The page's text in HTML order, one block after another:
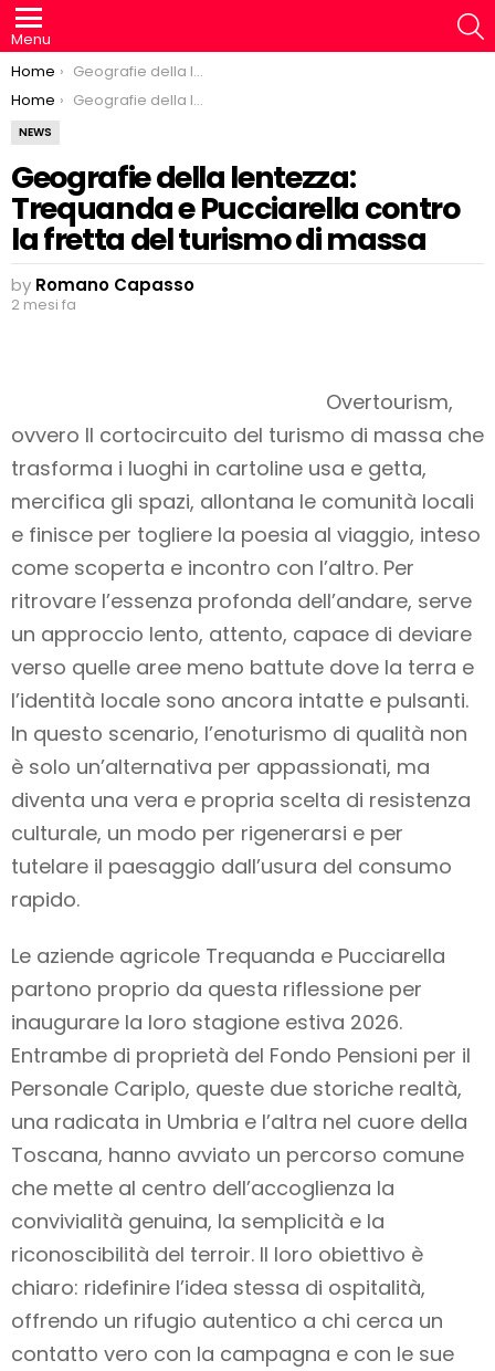
Menu
You are here:
Home
Geografie della lentezza: Trequanda e Pucciarella contro la fretta del turismo di massa
You are here:
Home Geografie della lentezza: Trequanda e Pucciarella contro la fretta del turismo di massa
NEWS
Geografie della lentezza:
Trequanda e Pucciarella contro
la fretta del turismo di massa
by Romano Capasso
2 mesi fa
Overtourism,
ovvero Il cortocircuito del turismo di massa che
trasforma i luoghi in cartoline usa e getta,
mercifica gli spazi, allontana le comunità locali
e finisce per togliere la poesia al viaggio, inteso
come scoperta e incontro con l’altro. Per
ritrovare l’essenza profonda dell’andare, serve
un approccio lento, attento, capace di deviare
verso quelle aree meno battute dove la terra e
l’identità locale sono ancora intatte e pulsanti.
In questo scenario, l’enoturismo di qualità non
è solo un’alternativa per appassionati, ma
diventa una vera e propria scelta di resistenza
culturale, un modo per rigenerarsi e per
tutelare il paesaggio dall’usura del consumo
rapido.
Le aziende agricole Trequanda e Pucciarella
partono proprio da questa riflessione per
inaugurare la loro stagione estiva 2026.
Entrambe di proprietà del Fondo Pensioni per il
Personale Cariplo, queste due storiche realtà,
una radicata in Umbria e l’altra nel cuore della
Toscana, hanno avviato un percorso comune
che mette al centro dell’accoglienza la
convivialità genuina, la semplicità e la
riconoscibilità del terroir. Il loro obiettivo è
chiaro: ridefinire l’idea stessa di ospitalità,
offrendo un rifugio autentico a chi cerca un
contatto vero con la campagna e con le sue